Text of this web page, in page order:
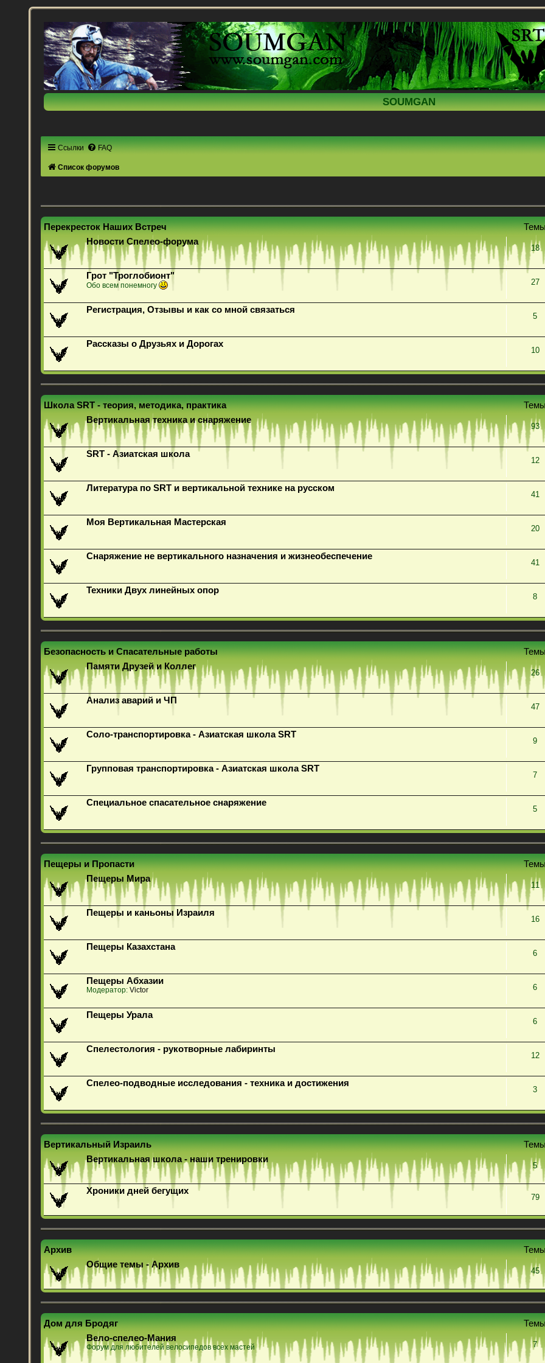
SOUMGAN
Ссылки FAQ
Список форумов
Перекресток Наших Встреч
Новости Спелео-форума
18
Грот "Троглобионт"
Обо всем понемногу 27
Регистрация, Отзывы и как со мной связаться
5
Рассказы о Друзьях и Дорогах
10
Школа SRT - теория, методика, практика
Вертикальная техника и снаряжение
93
SRT - Азиатская школа
12
Литература по SRT и вертикальной технике на русском
41
Моя Вертикальная Мастерская
20
Снаряжение не вертикального назначения и жизнеобеспечение
41
Техники Двух линейных опор
8
Безопасность и Спасательные работы
Памяти Друзей и Коллег
26
Анализ аварий и ЧП
47
Соло-транспортировка - Азиатская школа SRT
9
Групповая транспортировка - Азиатская школа SRT
7
Специальное спасательное снаряжение
5
Пещеры и Пропасти
Пещеры Мира
11
Пещеры и каньоны Израиля
16
Пещеры Казахстана
6
Пещеры Абхазии
Модератор: Victor 6
Пещеры Урала
6
Спелестология - рукотворные лабиринты
12
Спелео-подводные исследования - техника и достижения
3
Вертикальный Израиль
Вертикальная школа - наши тренировки
5
Хроники дней бегущих
79
Архив
Общие темы - Архив
45
Дом для Бродяг
Вело-спелео-Мания
Форум для любителей велосипедов всех мастей 7